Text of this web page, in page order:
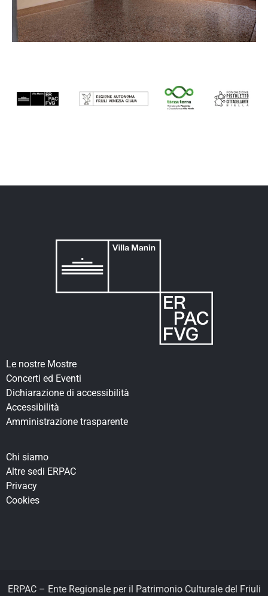
Le nostre Mostre
Concerti ed Eventi
Dichiarazione di accessibilità
Accessibilità
Amministrazione trasparente
Chi siamo
Altre sedi ERPAC
Privacy
Cookies
ERPAC – Ente Regionale per il Patrimonio Culturale del Friuli